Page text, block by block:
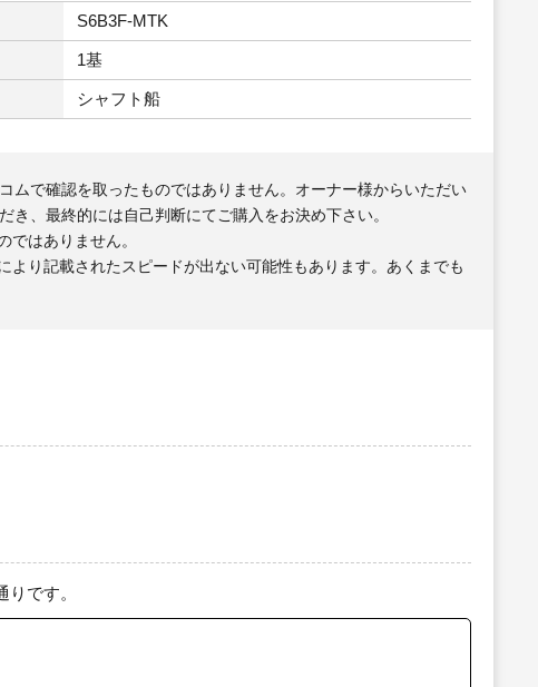
S6B3F-MTK
1基
シャフト船
で確認を取ったものではありません。オーナー様からいただい
、最終的には自己判断にてご購入をお決め下さい。
はありません。
り記載されたスピードが出ない可能性もあります。あくまでも
です。